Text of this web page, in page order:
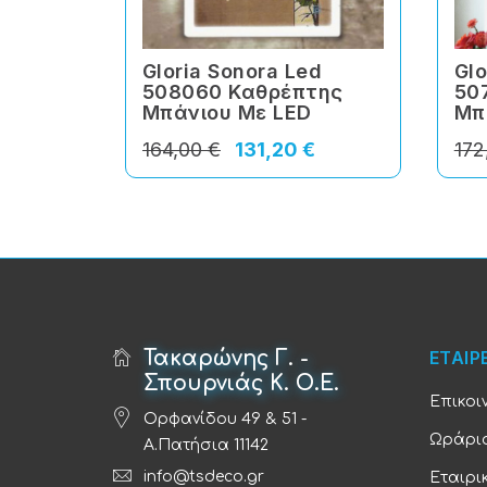
Gloria Sonora Led
508060 Καθρέπτης
Μπάνιου Με LED
131,20 €
164,00 €
Τακαρώνης Γ. -
Σπουρνιάς Κ. Ο.Ε.
Ορφανίδου 49 & 51 -
Α.Πατήσια 11142
info@tsdeco.gr